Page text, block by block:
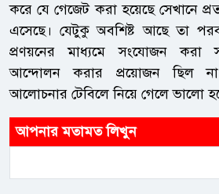
করে যে গেজেট করা হয়েছে সেখানে
এসেছে। যেটুকু অবশিষ্ট আছে তা
প্রণয়নের মাধ্যমে সংযোজন করা
আন্দোলন করার প্রয়োজন ছিল
আলোচনার টেবিলে নিয়ে গেলে ভালো
আপনার মতামত লিখুন